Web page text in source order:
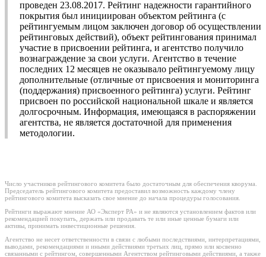
проведен 23.08.2017. Рейтинг надежности гарантийного
покрытия был инициирован объектом рейтинга (с
рейтингуемым лицом заключен договор об осуществлении
рейтинговых действий), объект рейтингования принимал
участие в присвоении рейтинга, и агентство получило
вознаграждение за свои услуги. Агентство в течение
последних 12 месяцев не оказывало рейтингуемому лицу
дополнительные (отличные от присвоения и мониторинга
(поддержания) присвоенного рейтинга) услуги. Рейтинг
присвоен по российской национальной шкале и является
долгосрочным. Информация, имеющаяся в распоряжении
агентства, не является достаточной для применения
методологии.
Число участников рейтингового комитета было достаточным для обеспечения кворума.
Председатель рейтингового комитета предоставил возможность каждому члену
рейтингового комитета высказать свое мнение до начала процедуры голосования.
Рейтинги выражают мнение АО «Эксперт РА» и не являются установлением фактов или
рекомендацией покупать, держать или продавать те или иные ценные бумаги или
активы, принимать инвестиционные решения.
Агентство не несет ответственности в связи с любыми последствиями, интерпретациями,
выводами, рекомендациями и иными действиями третьих лиц, прямо или косвенно
связанными с рейтингом, совершенными Агентством рейтинговыми действиями, а также